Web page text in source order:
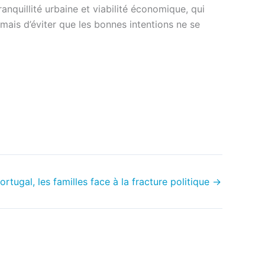
urbaine et viabilité économique, qui
d’éviter que les bonnes intentions ne se
les familles face à la fracture politique →